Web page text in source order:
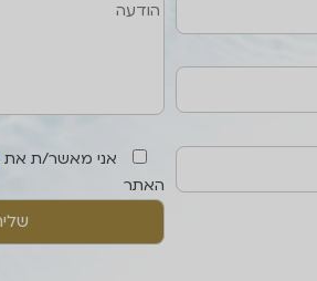
אני מאשר/ת את
האתר